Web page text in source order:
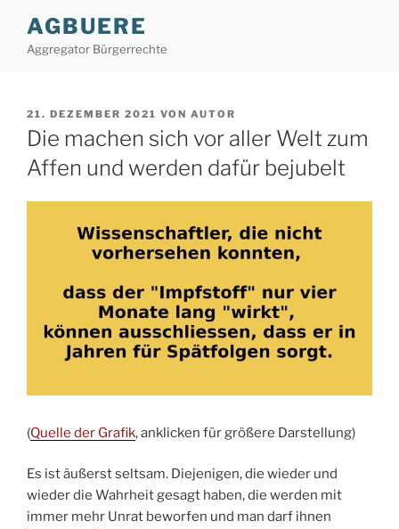
Inhalt
springen
AGBUERE
Aggregator Bürgerrechte
VERÖFFENTLICHT
AM
21. DEZEMBER 2021 VON AUTOR
Die machen sich vor aller Welt zum
Affen und werden dafür bejubelt
(Quelle der Grafik, anklicken für größere Darstellung)
Es ist äußerst seltsam. Diejenigen, die wieder und
wieder die Wahrheit gesagt haben, die werden mit
immer mehr Unrat beworfen und man darf ihnen